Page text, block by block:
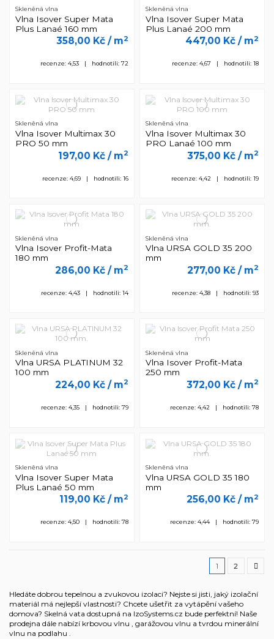
Skleněná vlna
Vlna Isover Super Mata
Plus Lanaé 160 mm
358,00 Kč / m2
recenze: 4,53 | hodnotili: 72
Skleněná vlna
Vlna Isover Super Mata
Plus Lanaé 200 mm
447,00 Kč / m2
recenze: 4,67 | hodnotili: 18
Skleněná vlna
Vlna Isover Multimax 30
PRO 50 mm
197,00 Kč / m2
recenze: 4,69 | hodnotili: 16
Skleněná vlna
Vlna Isover Multimax 30
PRO Lanaé 100 mm
375,00 Kč / m2
recenze: 4,42 | hodnotili: 19
Skleněná vlna
Vlna Isover Profit-Mata
180 mm
286,00 Kč / m2
recenze: 4,43 | hodnotili: 14
Skleněná vlna
Vlna URSA GOLD 35 200
mm
277,00 Kč / m2
recenze: 4,38 | hodnotili: 93
Skleněná vlna
Vlna URSA PLATINUM 32
100 mm
224,00 Kč / m2
recenze: 4,35 | hodnotili: 79
Skleněná vlna
Vlna Isover Profit-Mata
250 mm
372,00 Kč / m2
recenze: 4,42 | hodnotili: 78
Skleněná vlna
Vlna Isover Super Mata
Plus Lanaé 50 mm
119,00 Kč / m2
recenze: 4,50 | hodnotili: 78
Skleněná vlna
Vlna URSA GOLD 35 180
mm
256,00 Kč / m2
recenze: 4,44 | hodnotili: 79
1 2
Hledáte dobrou tepelnou a zvukovou izolaci? Nejste si jisti, jaký izolační
materiál má nejlepší vlastnosti? Chcete ušetřit za vytápění vašeho
domova? Skelná vata dostupná na IzoSystems.cz bude perfektní! Naše
prodejna dále nabízí krbovou vlnu , garážovou vlnu a tvrdou minerální
vlnu na podlahu .